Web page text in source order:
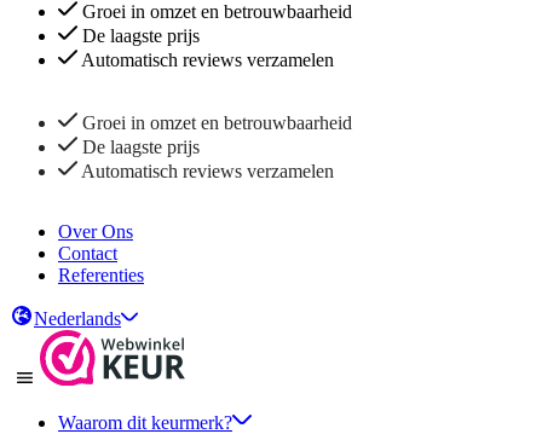
Groei in omzet en betrouwbaarheid
De laagste prijs
Automatisch reviews verzamelen
Groei in omzet en betrouwbaarheid
De laagste prijs
Automatisch reviews verzamelen
Over Ons
Contact
Referenties
Nederlands
Waarom dit keurmerk?